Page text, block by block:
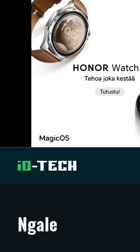
ARTIKKELIT
Ngale